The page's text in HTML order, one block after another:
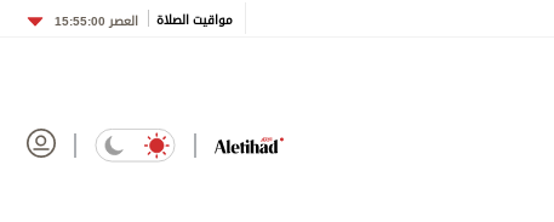
مواقيت الصلاة العصر 15:55:00